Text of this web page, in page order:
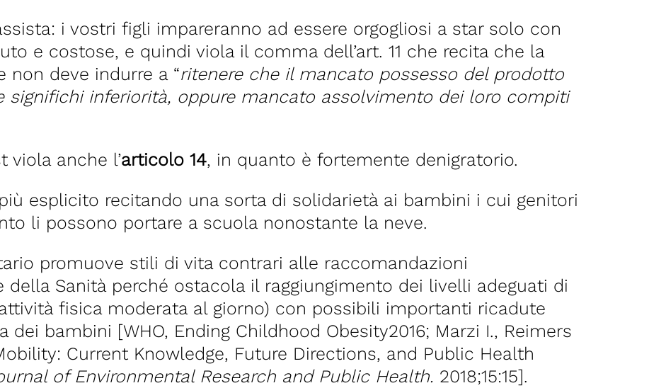
i vostri figli impareranno ad essere orgogliosi a star solo con
e costose, e quindi viola il comma dell’art. 11 che recita che la
deve indurre a “ritenere che il mancato possesso del prodotto
significhi inferiorità, oppure mancato assolvimento dei loro compiti
viola anche l’articolo 14, in quanto è fortemente denigratorio.
esplicito recitando una sorta di solidarietà ai bambini i cui genitori
li possono portare a scuola nonostante la neve.
promuove stili di vita contrari alle raccomandazioni
della Sanità perché ostacola il raggiungimento dei livelli adeguati di
fisica moderata al giorno) con possibili importanti ricadute
bambini [WHO, Ending Childhood Obesity2016; Marzi I., Reimers
Current Knowledge, Future Directions, and Public Health
of Environmental Research and Public Health. 2018;15:15].